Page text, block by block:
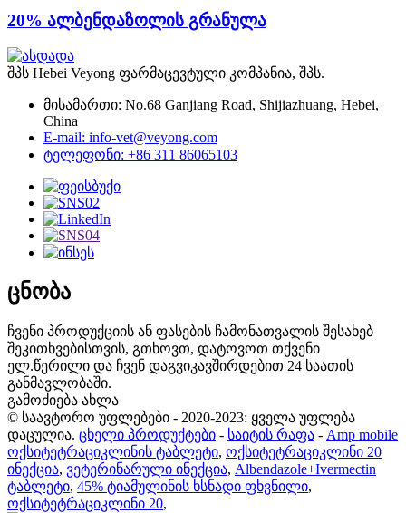
20% ალბენდაზოლის გრანულა
შპს Hebei Veyong ფარმაცევტული კომპანია, შპს.
მისამართი: No.68 Ganjiang Road, Shijiazhuang, Hebei,
China
E-mail: info-vet@veyong.com
ტელეფონი: +86 311 86065103
ცნობა
ჩვენი პროდუქციის ან ფასების ჩამონათვალის შესახებ
შეკითხვებისთვის, გთხოვთ, დატოვოთ თქვენი
ელ.წერილი და ჩვენ დაგვიკავშირდებით 24 საათის
განმავლობაში.
გამოძიება ახლა
© საავტორო უფლებები - 2020-2023: ყველა უფლება
დაცულია. ცხელი პროდუქტები - საიტის რაფა - Amp mobile
ოქსიტეტრაციკლინის ტაბლეტი, ოქსიტეტრაციკლინი 20
ინექცია, ვეტერინარული ინექცია, Albendazole+Ivermectin
ტაბლეტი, 45% ტიამულინის ხსნადი ფხვნილი,
ოქსიტეტრაციკლინი 20,